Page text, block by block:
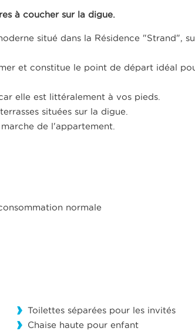
à coucher sur la digue.
situé dans la Résidence "Strand",
et constitue le point de départ idéal
elle est littéralement à vos pieds.
situées sur la digue.
de l'appartement.
normale
Toilettes séparées pour les invités
Chaise haute pour enfant